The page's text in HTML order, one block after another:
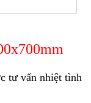
tư vấn nhiệt tình